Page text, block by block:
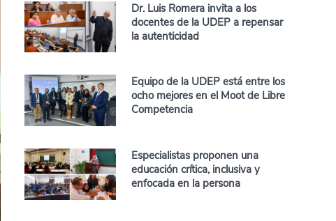
Dr. Luis Romera invita a los
docentes de la UDEP a repensar
la autenticidad
Equipo de la UDEP está entre los
ocho mejores en el Moot de Libre
Competencia
Especialistas proponen una
educación crítica, inclusiva y
enfocada en la persona